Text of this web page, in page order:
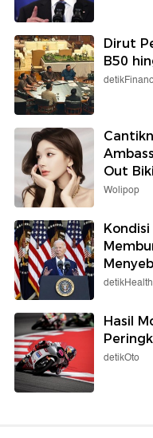
Dirut
B50
Out
Wolipop
detikHealth
Hasil
detikOto